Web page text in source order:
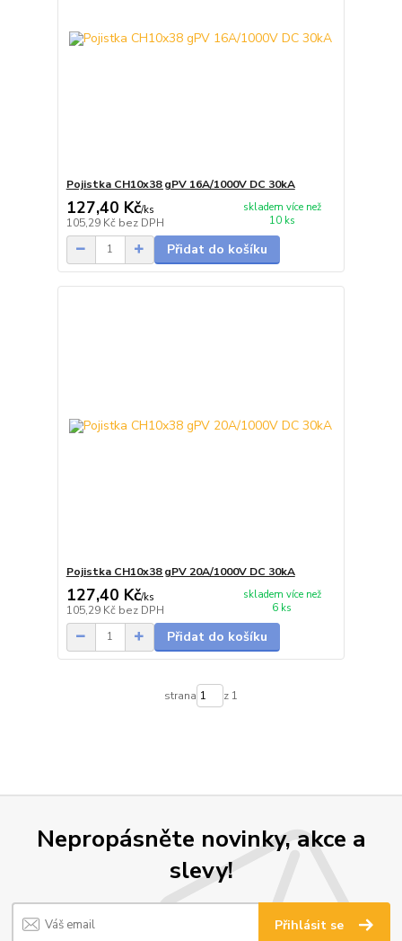
Pojistka CH10x38 gPV 16A/1000V DC 30kA
127,40 Kč/ks
105,29 Kč bez DPH
skladem více než
10 ks
Přidat do košíku
Pojistka CH10x38 gPV 20A/1000V DC 30kA
127,40 Kč/ks
105,29 Kč bez DPH
skladem více než
6 ks
Přidat do košíku
strana z 1
Nepropásněte novinky, akce a
slevy!
Přihlásit se